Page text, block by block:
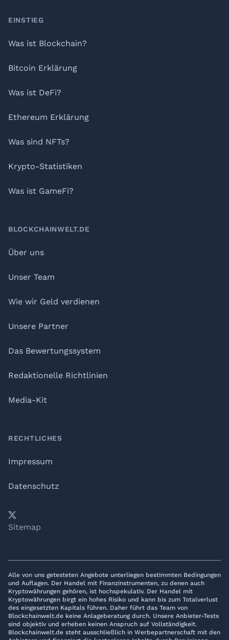
Footer
EINSTIEG
Was ist Blockchain?
Bitcoin Erklärung
Was ist DeFi?
Ethereum Erklärung
Was sind NFTs?
Krypto-Statistiken
Was ist GameFi?
BLOCKCHAINWELT.DE
Über uns
Unser Team
Wie wir Geld verdienen
Unsere Partner
Das Bewertungssystem
Redaktionelle Richtlinien
Media-Kit
RECHTLICHES
Impressum
Datenschutz
YouTube
𝕏LinkedIn
Telegram
Sitemap
Alle von uns getesteten Angebote unterliegen bestimmten Bedingungen
und Auflagen. Der Handel mit Finanzinstrumenten, zu denen auch
Kryptowährungen gehören, ist hochspekulativ. Der Handel mit
Kryptowährungen birgt ein hohes Risiko und kann bis zum Totalverlust
des eingesetzten Kapitals führen. Daher führt das Team von
Blockchainwelt.de keine Anlageberatung durch. Unsere Anbieter-Tests
sind objektiv und erheben keinen Anspruch auf Vollständigkeit.
Blockchainwelt.de steht ausschließlich in Werbepartnerschaft mit den